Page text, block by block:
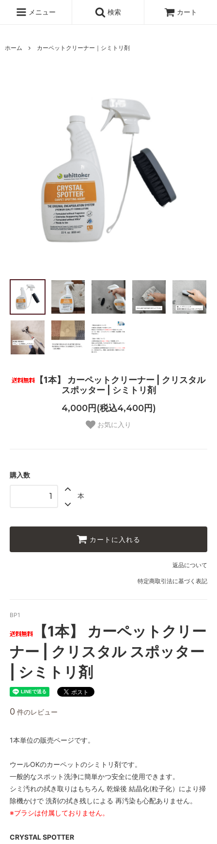
メニュー 検索 カート
ホーム カーペットクリーナー｜シミトリ剤
【1本】 カーペットクリーナー | クリスタル
スポッター | シミトリ剤
4,000円(税込4,400円)
お気に入り
購入数
本
カートに入れる
返品について
特定商取引法に基づく表記
BP1
【1本】 カーペットクリー
ナー | クリスタル スポッター
| シミトリ剤
0 件のレビュー
1本単位の販売ページです。
ウールOKのカーペットのシミトリ剤です。
一般的なスポット洗浄に簡単かつ安全に使用できます。
シミ汚れの拭き取りはもちろん 乾燥後 結晶化(粒子化）により掃
除機かけで 洗剤の拭き残しによる 再汚染も心配ありません。
※ブラシは付属しておりません。
CRYSTAL SPOTTER